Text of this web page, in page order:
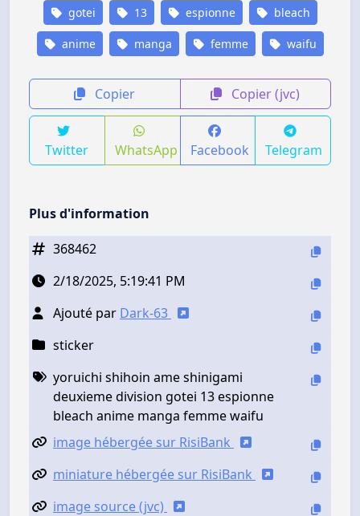
gotei 13 espionne bleach
anime manga femme waifu
Copier Copier (jvc)
Twitter WhatsApp Facebook Telegram
Plus d'information
368462
2/18/2025, 5:19:41 PM
Ajouté par Dark-63
sticker
yoruichi shihoin ame shinigami
deuxieme division gotei 13 espionne
bleach anime manga femme waifu
image hébergée sur RisiBank
miniature hébergée sur RisiBank
image source (jvc)